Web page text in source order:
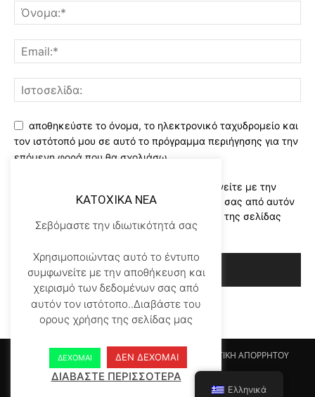
αποθηκεύστε το όνομα, το ηλεκτρονικό ταχυδρομείο και
τον ιστότοπό μου σε αυτό το πρόγραμμα περιήγησης για την
επόμενη φορά που θα σχολιάσω.
Χρησιμοποιώντας αυτό το έντυπο συμφωνείτε με την
αποθήκευση και χειρισμό των δεδομένων σας από αυτόν
τον ιστότοπο..Διαβάστε του ορους χρήσης της σελίδας
μας*
Αρχικη KATOHIKA NEA Login Register
ΠΟΛΙΤΙΚΗ ΑΠΟΡΡΗΤΟΥ
ΟΡΟΙ ΧΡΗΣΗΣ
ΕΠΙΚΟΙΝΩΝΙΑ
© Newspaper WordPress Theme by TagDiv
KATOXIKA NEA
Σεβόμαστε την ιδιωτικότητά σας
Χρησιμοποιώντας αυτό το έντυπο
συμφωνείτε με την αποθήκευση και
χειρισμό των δεδομένων σας από
αυτόν τον ιστότοπο..Διαβάστε του
ορους χρήσης της σελίδας μας
ΔΕΧΟΜΑΙ ΔΕΝ ΔΕΧΟΜΑΙ
ΔΙΑΒΑΣΤΕ ΠΕΡΙΣΣΟΤΕΡΑ
Ελληνικά